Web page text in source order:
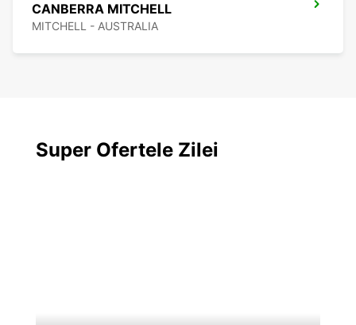
CANBERRA MITCHELL
MITCHELL - AUSTRALIA
Super Ofertele Zilei